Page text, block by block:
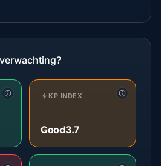
KP INDEX
Good3.7